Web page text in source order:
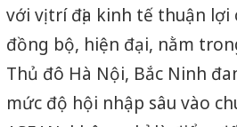
với vị trí địa kinh tế thuận
đồng bộ, hiện đại, nằm
Thủ đô Hà Nội, Bắc Ninh
mức độ hội nhập sâu vào